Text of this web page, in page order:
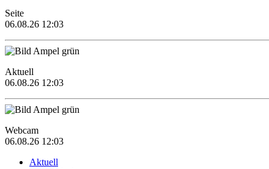
Seite
06.08.26 12:03
Aktuell
06.08.26 12:03
Webcam
06.08.26 12:03
Aktuell